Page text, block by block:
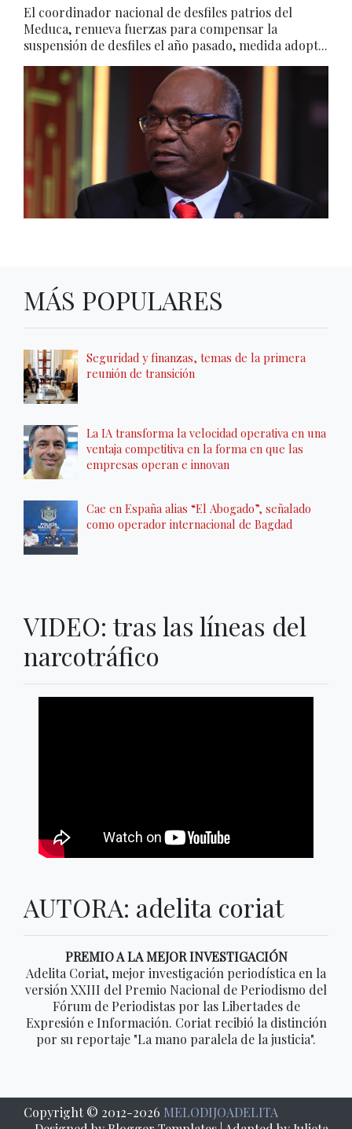
El coordinador nacional de desfiles patrios del
Meduca, renueva fuerzas para compensar la
suspensión de desfiles el año pasado, medida adopt...
MÁS POPULARES
Seguridad y finanzas, temas de la primera
reunión de transición
La IA transforma la velocidad operativa en una
ventaja competitiva en la forma en que las
empresas operan e innovan
Cae en España alias “El Abogado”, señalado
como operador internacional de Bagdad
VIDEO: tras las líneas del
narcotráfico
AUTORA: adelita coriat
PREMIO A LA MEJOR INVESTIGACIÓN
Adelita Coriat, mejor investigación periodística en la
versión XXIII del Premio Nacional de Periodismo del
Fórum de Periodistas por las Libertades de
Expresión e Información. Coriat recibió la distinción
por su reportaje "La mano paralela de la justicia".
Copyright © 2012-2026 MELODIJOADELITA